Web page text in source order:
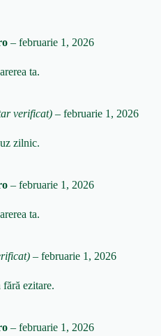
– februarie 1, 2026
ta.
verificat) – februarie 1, 2026
zilnic.
– februarie 1, 2026
ta.
– februarie 1, 2026
ezitare.
– februarie 1, 2026